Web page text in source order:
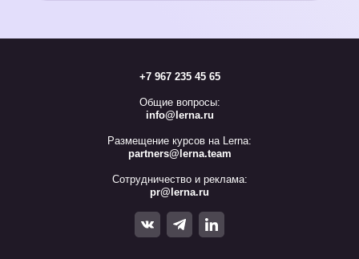
Общие вопросы:
info@lerna.ru
+7 967 235 45 65
Размещение курсов на Lerna:
partners@lerna.team
Сотрудничество и реклама:
pr@lerna.ru